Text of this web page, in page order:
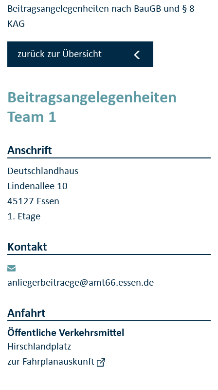
Beitragsangelegenheiten nach BauGB und § 8
KAG
zurück zur Übersicht
Beitragsangelegenheiten
Team 1
Anschrift
Deutschlandhaus
Lindenallee 10
45127 Essen
1. Etage
Kontakt
anliegerbeitraege@amt66.essen.de
Anfahrt
Öffentliche Verkehrsmittel
Hirschlandplatz
zur Fahrplanauskunft